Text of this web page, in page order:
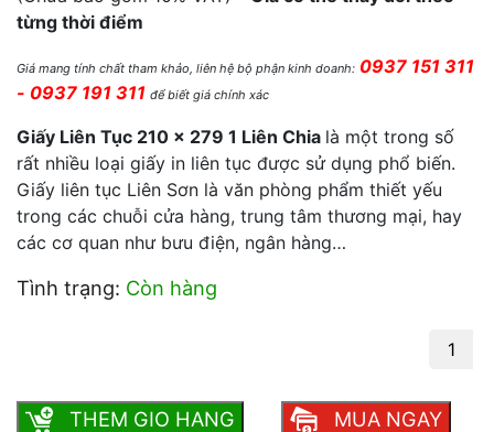
từng thời điểm
Giá mang tính chất tham khảo, liên hệ bộ phận kinh doanh: 0937 151 311
- 0937 191 311 để biết giá chính xác
Giấy Liên Tục 210 x 279 1 Liên Chia là một trong số
rất nhiều loại giấy in liên tục được sử dụng phổ biến.
Giấy liên tục Liên Sơn là văn phòng phẩm thiết yếu
trong các chuỗi cửa hàng, trung tâm thương mại, hay
các cơ quan như bưu điện, ngân hàng…
Tình trạng: Còn hàng
THEM GIO HANG MUA NGAY